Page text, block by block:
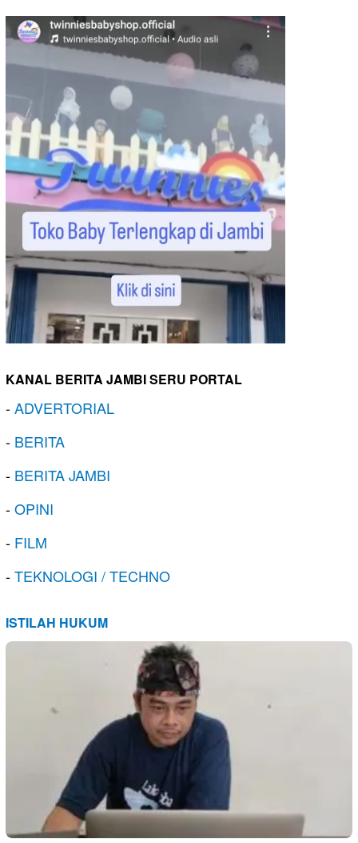
KANAL BERITA JAMBI SERU PORTAL
-ADVERTORIAL
- BERITA
- BERITA JAMBI
-OPINI
- FILM
-TEKNOLOGI / TECHNO
ISTILAH HUKUM